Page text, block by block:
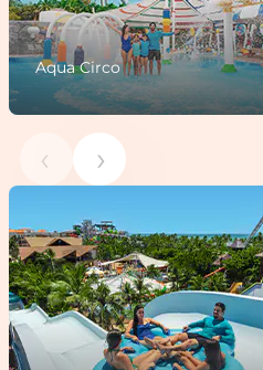
Aqua Circo
‹ ›